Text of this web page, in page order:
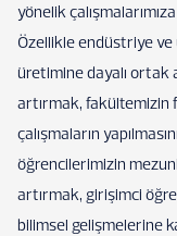
yönelik
Özellikle endüstriye
üretimine dayalı ortak
artırmak, fakültemizin
çalışmaların
öğrencilerimizin
artırmak, girişimci
bilimsel gelişmelerine